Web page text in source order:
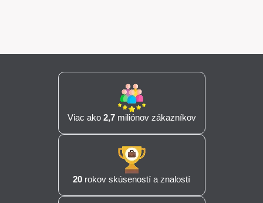
Viac ako 2,7miliónov zákazníkov
20 rokov skúseností a znalostí